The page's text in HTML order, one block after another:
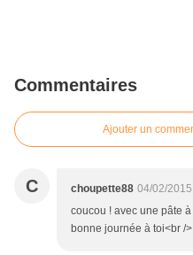
Commentaires
Ajouter un
C choupette88 04/02/
coucou ! avec une pâte
bonne journée à toi<br /